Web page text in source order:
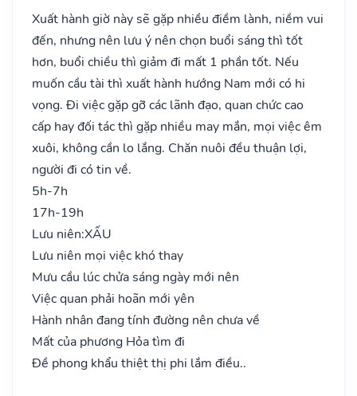
Xuất hành giờ này sẽ gặp nhiều điềm lành, niềm vui
đến, nhưng nên lưu ý nên chọn buổi sáng thì tốt
hơn, buổi chiều thì giảm đi mất 1 phần tốt. Nếu
muốn cầu tài thì xuất hành hướng Nam mới có hi
vọng. Đi việc gặp gỡ các lãnh đạo, quan chức cao
cấp hay đối tác thì gặp nhiều may mắn, mọi việc êm
xuôi, không cần lo lắng. Chăn nuôi đều thuận lợi,
người đi có tin về.
5h-7h
17h-19h
Lưu niên:XẤU
Lưu niên mọi việc khó thay
Mưu cầu lúc chửa sáng ngày mới nên
Việc quan phải hoãn mới yên
Hành nhân đang tính đường nên chưa về
Mất của phương Hỏa tìm đi
Đề phong khẩu thiệt thị phi lắm điều..